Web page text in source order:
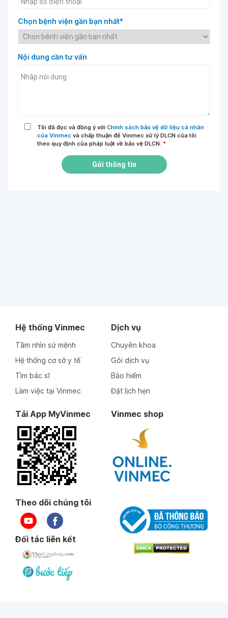
Chọn bệnh viện gần bạn nhất*
Nội dung cần tư vấn
Tôi đã đọc và đồng ý với Chính sách bảo vệ dữ liệu cá nhân
của Vinmec và chấp thuận để Vinmec xử lý DLCN của tôi
theo quy định của pháp luật về bảo vệ DLCN. *
Gửi thông tin
Hệ thống Vinmec
Tầm nhìn sứ mệnh
Hệ thống cơ sở y tế
Tìm bác sĩ
Làm việc tại Vinmec
Dịch vụ
Chuyên khoa
Gói dịch vụ
Bảo hiểm
Đặt lịch hẹn
Tải App MyVinmec Vinmec shop
Theo dõi chúng tôi
Đối tác liên kết